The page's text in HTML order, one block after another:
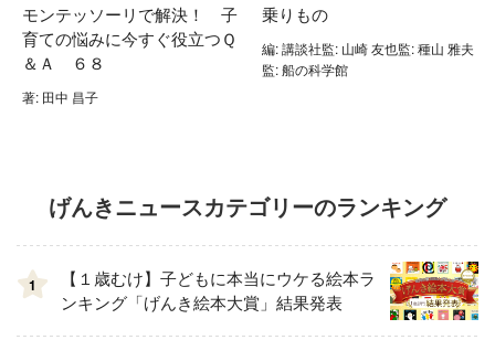
モンテッソーリで解決！ 子
育ての悩みに今すぐ役立つＱ
＆Ａ ６８
著: 田中 昌子
乗りもの
編: 講談社監: 山崎 友也監: 種山 雅夫
監: 船の科学館
げんきニュースカテゴリーのランキング
1
【１歳むけ】子どもに本当にウケる絵本ラ
ンキング「げんき絵本大賞」結果発表